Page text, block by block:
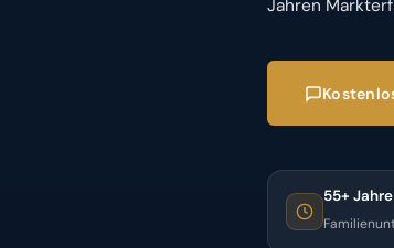
Jahren
55+ Jahre